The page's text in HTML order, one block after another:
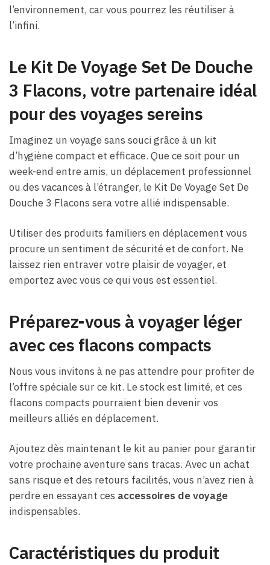
l’environnement, car vous pourrez les réutiliser à
l’infini.
Le Kit De Voyage Set De Douche
3 Flacons, votre partenaire idéal
pour des voyages sereins
Imaginez un voyage sans souci grâce à un kit
d’hygiène compact et efficace. Que ce soit pour un
week-end entre amis, un déplacement professionnel
ou des vacances à l’étranger, le Kit De Voyage Set De
Douche 3 Flacons sera votre allié indispensable.
Utiliser des produits familiers en déplacement vous
procure un sentiment de sécurité et de confort. Ne
laissez rien entraver votre plaisir de voyager, et
emportez avec vous ce qui vous est essentiel.
Préparez-vous à voyager léger
avec ces flacons compacts
Nous vous invitons à ne pas attendre pour profiter de
l’offre spéciale sur ce kit. Le stock est limité, et ces
flacons compacts pourraient bien devenir vos
meilleurs alliés en déplacement.
Ajoutez dès maintenant le kit au panier pour garantir
votre prochaine aventure sans tracas. Avec un achat
sans risque et des retours facilités, vous n’avez rien à
perdre en essayant ces accessoires de voyage
indispensables.
Caractéristiques du produit